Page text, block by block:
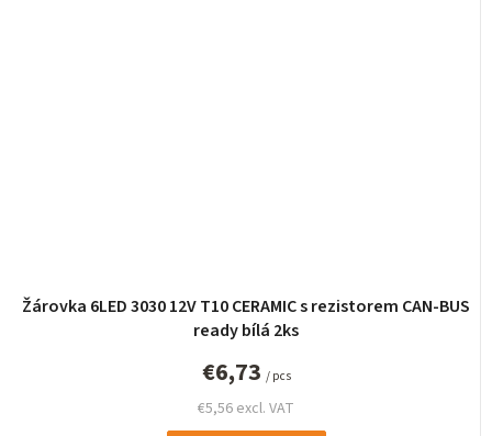
Žárovka 6LED 3030 12V T10 CERAMIC s rezistorem CAN-BUS
ready bílá 2ks
€5,56 excl. VAT
€6,73 / pcs